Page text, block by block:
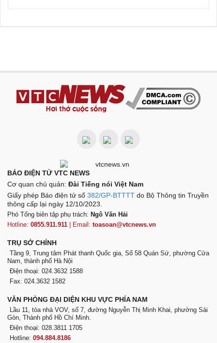
BÁO ĐIỆN TỬ VTC NEWS
Cơ quan chủ quản: Đài Tiếng nói Việt Nam
Giấy phép Báo điện tử số 382/GP-BTTTT do Bộ Thông tin Truyền
thông cấp lại ngày 12/10/2023.
Phó Tổng biên tập phụ trách: Ngô Văn Hải
Hotline: 0855.911.911 | Email: toasoan@vtcnews.vn
TRỤ SỞ CHÍNH
Tầng 9, Trung tâm Phát thanh Quốc gia, Số 58 Quán Sứ, phường Cửa
Nam, thành phố Hà Nội
Điện thoại: 024.3632 1588
Fax: 024.3632 1582
VĂN PHÒNG ĐẠI DIỆN KHU VỰC PHÍA NAM
Lầu 11, tòa nhà VOV, số 7, đường Nguyễn Thị Minh Khai, phường Sài
Gòn, Thành phố Hồ Chí Minh.
Điện thoại: 028.3811 1705
Hotline: 094.884.8186